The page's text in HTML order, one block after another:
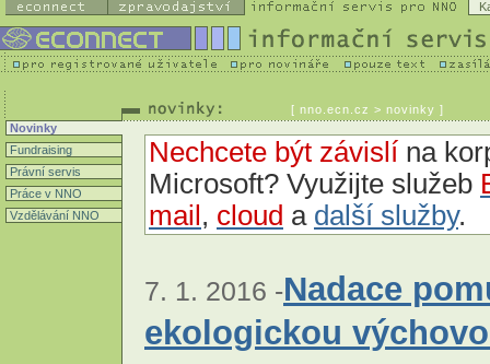
[ nno.ecn.cz > novinky ]
Novinky
Fundraising
Právní servis
Práce v NNO
Vzdělávání NNO
Nechcete být závislí na
Microsoft? Využijte služeb
mail , cloud a další služby.
7. 1. 2016 -Nadace
ekologickou